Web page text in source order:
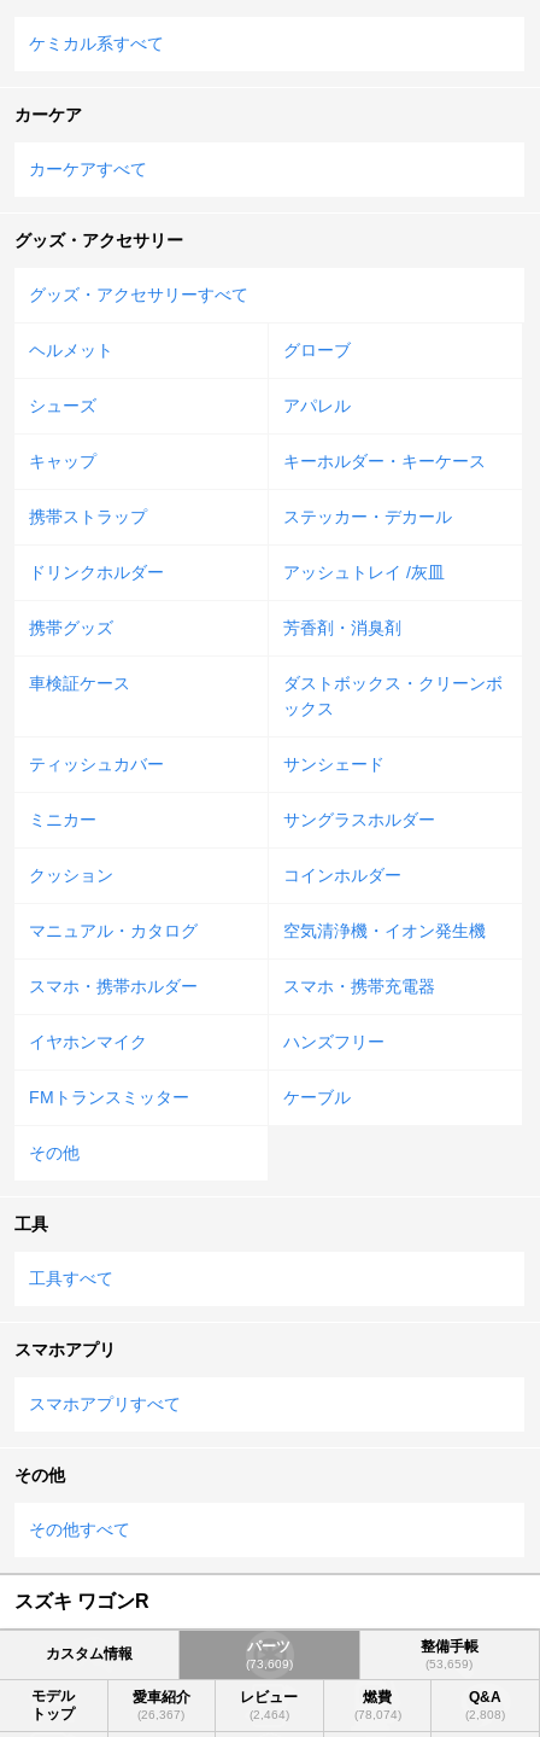
ケミカル系すべて
カーケア
カーケアすべて
グッズ・アクセサリー
グッズ・アクセサリーすべて
ヘルメット グローブ
シューズ アパレル
キャップ キーホルダー・キーケース
携帯ストラップ ステッカー・デカール
ドリンクホルダー アッシュトレイ /灰皿
携帯グッズ 芳香剤・消臭剤
車検証ケース
ダストボックス・クリーンボ
ックス
ティッシュカバー サンシェード
ミニカー サングラスホルダー
クッション コインホルダー
マニュアル・カタログ 空気清浄機・イオン発生機
スマホ・携帯ホルダー スマホ・携帯充電器
イヤホンマイク ハンズフリー
FMトランスミッター ケーブル
その他
工具
工具すべて
スマホアプリ
スマホアプリすべて
その他
その他すべて
スズキ ワゴンR
カスタム情報 パーツ
(73,609)
整備手帳
(53,659)
モデル
トップ
愛車紹介
(26,367)
レビュー
(2,464)
燃費
(78,074)
Q&A
(2,808)